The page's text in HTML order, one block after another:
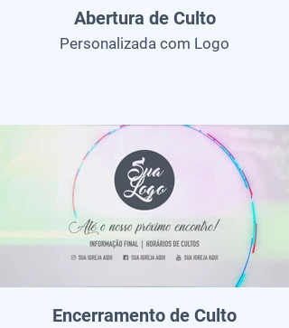
Abertura de Culto
Personalizada com Logo
Encerramento de Culto